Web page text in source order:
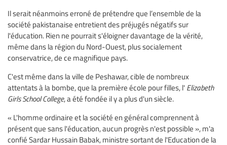
Il serait néanmoins erroné de prétendre que l’ensemble de la
société pakistanaise entretient des préjugés négatifs sur
l'éducation. Rien ne pourrait s'éloigner davantage de la vérité,
même dans la région du Nord-Ouest, plus socialement
conservatrice, de ce magnifique pays.
C'est même dans la ville de Peshawar, cible de nombreux
attentats à la bombe, que la première école pour filles, l' Elizabeth
Girls School College, a été fondée il y a plus d'un siècle.
« L'homme ordinaire et la société en général comprennent à
présent que sans l'éducation, aucun progrès n'est possible », m'a
confié Sardar Hussain Babak, ministre sortant de l'Education de la